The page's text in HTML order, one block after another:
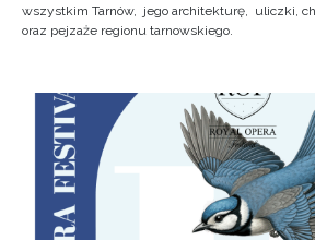
wszystkim Tarnów, jego architekturę, uliczki,
oraz pejzaże regionu tarnowskiego.